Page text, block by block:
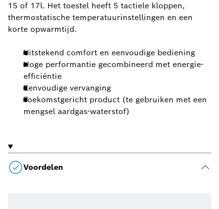
15 of 17l. Het toestel heeft 5 tactiele kloppen,
thermostatische temperatuurinstellingen en een
korte opwarmtijd.
Uitstekend comfort en eenvoudige bediening
Hoge performantie gecombineerd met energie-
efficiëntie
Eenvoudige vervanging
Toekomstgericht product (te gebruiken met een
mengsel aardgas-waterstof)
Voordelen